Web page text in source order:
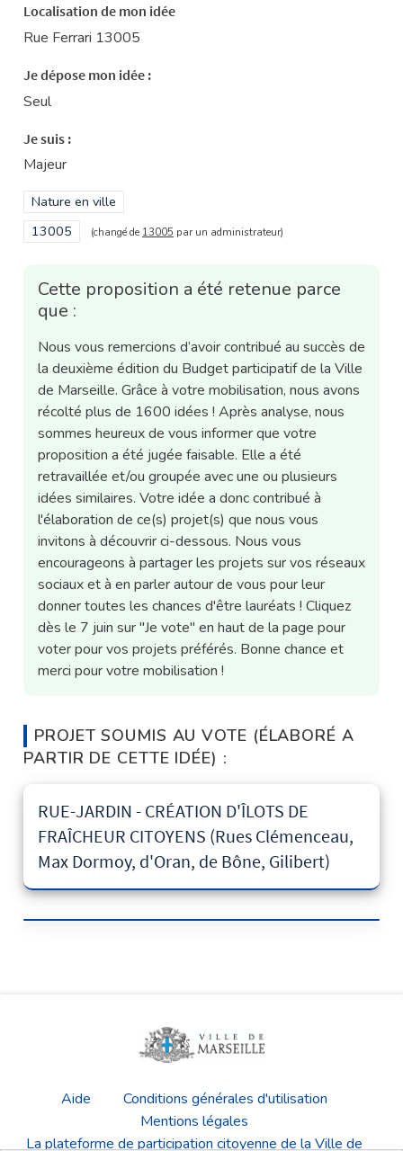
Localisation de mon idée
Rue Ferrari 13005
Je dépose mon idée :
Seul
Je suis :
Majeur
Filtrer les résultats de la catégorie : Nature en ville
Nature en ville
Filtrer les résultats pour le secteur : 13005
13005 (changé de 13005 par un administrateur)
Cette proposition a été retenue parce
que :
Nous vous remercions d’avoir contribué au succès de
la deuxième édition du Budget participatif de la Ville
de Marseille. Grâce à votre mobilisation, nous avons
récolté plus de 1600 idées ! Après analyse, nous
sommes heureux de vous informer que votre
proposition a été jugée faisable. Elle a été
retravaillée et/ou groupée avec une ou plusieurs
idées similaires. Votre idée a donc contribué à
l'élaboration de ce(s) projet(s) que nous vous
invitons à découvrir ci-dessous. Nous vous
encourageons à partager les projets sur vos réseaux
sociaux et à en parler autour de vous pour leur
donner toutes les chances d'être lauréats ! Cliquez
dès le 7 juin sur "Je vote" en haut de la page pour
voter pour vos projets préférés. Bonne chance et
merci pour votre mobilisation !
PROJET SOUMIS AU VOTE (ÉLABORÉ A
PARTIR DE CETTE IDÉE) :
RUE-JARDIN - CRÉATION D'ÎLOTS DE
FRAÎCHEUR CITOYENS (Rues Clémenceau,
Max Dormoy, d'Oran, de Bône, Gilibert)
Aide
Conditions générales d'utilisation
Mentions légales
La plateforme de participation citoyenne de la Ville de